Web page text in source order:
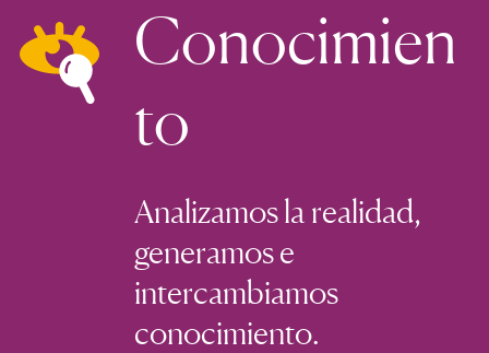
Conocimien
to
Analizamos la realidad,
generamos e
intercambiamos
conocimiento.